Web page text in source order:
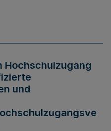
Hochschulzugang
und